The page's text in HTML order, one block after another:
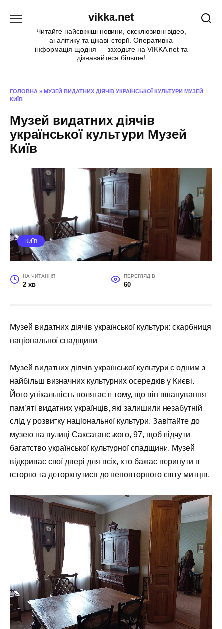
vikka.net
Читайте найсвіжіші новини, ексклюзивні відео,
аналітику та цікаві історії. Оперативна
інформація щодня — заходьте на VIKKA.net та
дізнавайтеся більше!
ГОЛОВНА » МУЗЕЙ ВИДАТНИХ ДІЯЧІВ УКРАЇНСЬКОЇ КУЛЬТУРИ МУЗЕЙ
КИЇВ
Музей видатних діячів
української культури Музей
Київ
КИЇВ
НА ЧИТАННЯ
2 хв
ПЕРЕГЛЯДІВ
60
Музей видатних діячів української культури: скарбниця
національної спадщини
Музей видатних діячів української культури є одним з
найбільш визначних культурних осередків у Києві.
Його унікальність полягає в тому, що він вшанування
пам’яті видатних українців, які залишили незабутній
слід у розвитку національної культури. Завітайте до
музею на вулиці Саксаганського, 97, щоб відчути
багатство української культурної спадщини. Музей
відкриває свої двері для всіх, хто бажає поринути в
історію та доторкнутися до неповторного світу митців.